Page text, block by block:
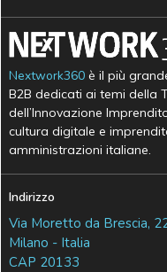
Nextwork360 è il più
B2B dedicati ai temi della
dell’Innovazione
cultura digitale e
amministrazioni italiane.
Indirizzo
Via Moretto da Brescia,
Milano - Italia
CAP 20133